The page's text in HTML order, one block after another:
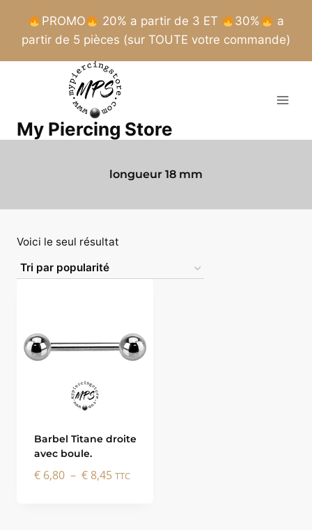
PROMO 20% a partir de 3 ET 30%
a
partir de 5 pièces (sur TOUTE votre commande)
My Piercing Store
longueur 18 mm
Voici le seul résultat
Barbel Titane droite
avec boule.
€6,80 – €8,45Plage
TTC